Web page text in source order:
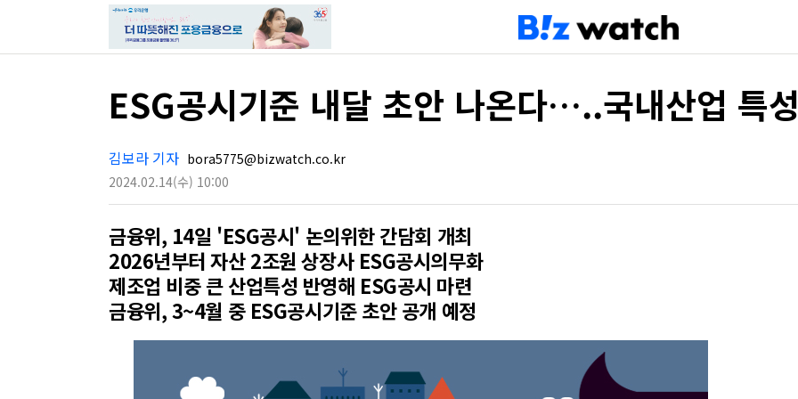
ESG공시기준 내달 초안 나온다…..국내산업 특
김보라 기자 bora5775@bizwatch.co.kr
2024.02.14(수) 10:00
금융위, 14일 'ESG공시' 논의위한 간담회 개최
2026년부터 자산 2조원 상장사 ESG공시의무화
제조업 비중 큰 산업특성 반영해 ESG공시 마련
금융위, 3~4월 중 ESG공시기준 초안 공개 예정